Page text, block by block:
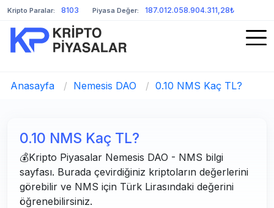
Kripto Paralar: 8103 Piyasa Değer: 187.012.058.904.311,28₺
Anasayfa / Nemesis DAO / 0.10 NMS Kaç TL?
0.10 NMS Kaç TL?
💰Kripto Piyasalar Nemesis DAO - NMS bilgi
sayfası. Burada çevirdiğiniz kriptoların değerlerini
görebilir ve NMS için Türk Lirasındaki değerini
öğrenebilirsiniz.